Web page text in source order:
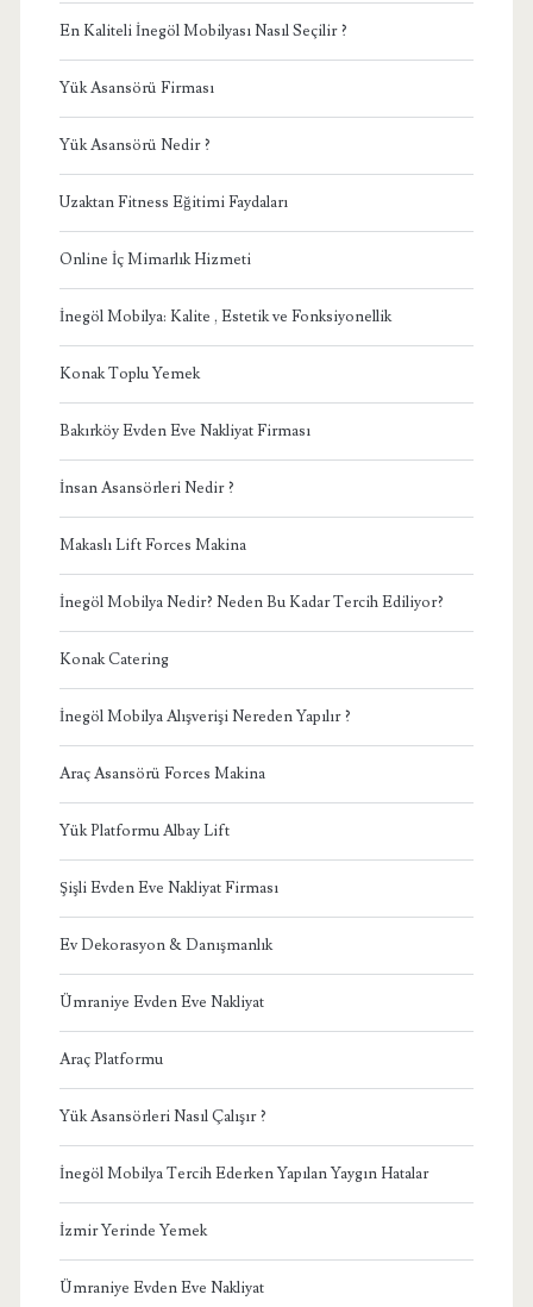
En Kaliteli İnegöl Mobilyası Nasıl Seçilir ?
Yük Asansörü Firması
Yük Asansörü Nedir ?
Uzaktan Fitness Eğitimi Faydaları
Online İç Mimarlık Hizmeti
İnegöl Mobilya: Kalite , Estetik ve Fonksiyonellik
Konak Toplu Yemek
Bakırköy Evden Eve Nakliyat Firması
İnsan Asansörleri Nedir ?
Makaslı Lift Forces Makina
İnegöl Mobilya Nedir? Neden Bu Kadar Tercih Ediliyor?
Konak Catering
İnegöl Mobilya Alışverişi Nereden Yapılır ?
Araç Asansörü Forces Makina
Yük Platformu Albay Lift
Şişli Evden Eve Nakliyat Firması
Ev Dekorasyon & Danışmanlık
Ümraniye Evden Eve Nakliyat
Araç Platformu
Yük Asansörleri Nasıl Çalışır ?
İnegöl Mobilya Tercih Ederken Yapılan Yaygın Hatalar
İzmir Yerinde Yemek
Ümraniye Evden Eve Nakliyat